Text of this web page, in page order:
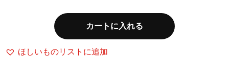
カートに入れる
ほしいものリストに追加